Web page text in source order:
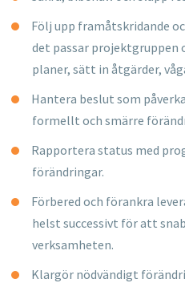
Följ upp framåtskridande
det passar projektgruppen
planer, sätt in åtgärder,
Hantera beslut som
formellt och smärre
Rapportera status med
förändringar.
Förbered och förankra
helst successivt för att
verksamheten.
Klargör nödvändigt